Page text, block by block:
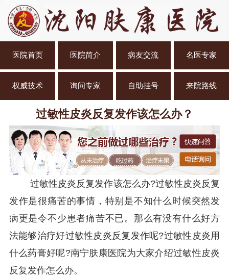
医院首页 医院简介 病友交流 名医专家
权威技术 询问专家 自助挂号 来院路线
过敏性皮炎反复发作该怎么办？
过敏性皮炎反复发作该怎么办?过敏性皮炎反复
发作是很痛苦的事情，特别是不知什么时候突然发
病更是令不少患者痛苦不已。那么有没有什么好方
法能够治疗好过敏性皮炎反复发作呢?过敏性皮炎用
什么药膏好呢?南宁肤康医院为大家介绍过敏性皮炎
反复发作怎么办。